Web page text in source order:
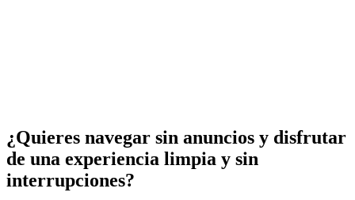
¿Quieres navegar sin anuncios y disfrutar
de una experiencia limpia y sin
interrupciones?